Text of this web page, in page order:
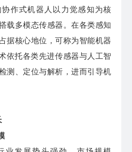
作式机器人以力觉感知为核
载多模态传感器。在各类感知
据核心地位，可称为智能机器
依托各类先进传感器与人工智
测、定位与解析，进而引导机